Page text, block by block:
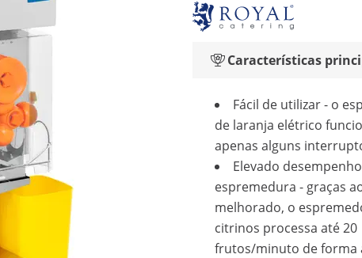
Características
Fácil de utilizar - o
de laranja elétrico
apenas alguns
Elevado
espremedura - graças
melhorado, o
citrinos processa até 20
frutos/minuto de forma